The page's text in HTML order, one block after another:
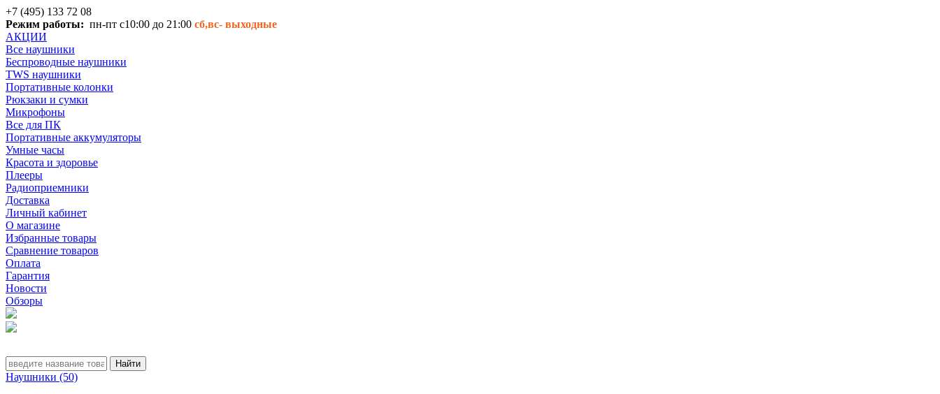
+7 (495) 133 72 08
Режим работы: пн-пт с10:00 до 21:00 сб,вс- выходные
АКЦИИ
Все наушники
Беспроводные наушники
TWS наушники
Портативные колонки
Рюкзаки и сумки
Микрофоны
Все для ПК
Портативные аккумуляторы
Умные часы
Красота и здоровье
Плееры
Радиоприемники
Доставка
Личный кабинет
О магазине
Избранные товары
Сравнение товаров
Оплата
Гарантия
Новости
Обзоры
Наушники (50)